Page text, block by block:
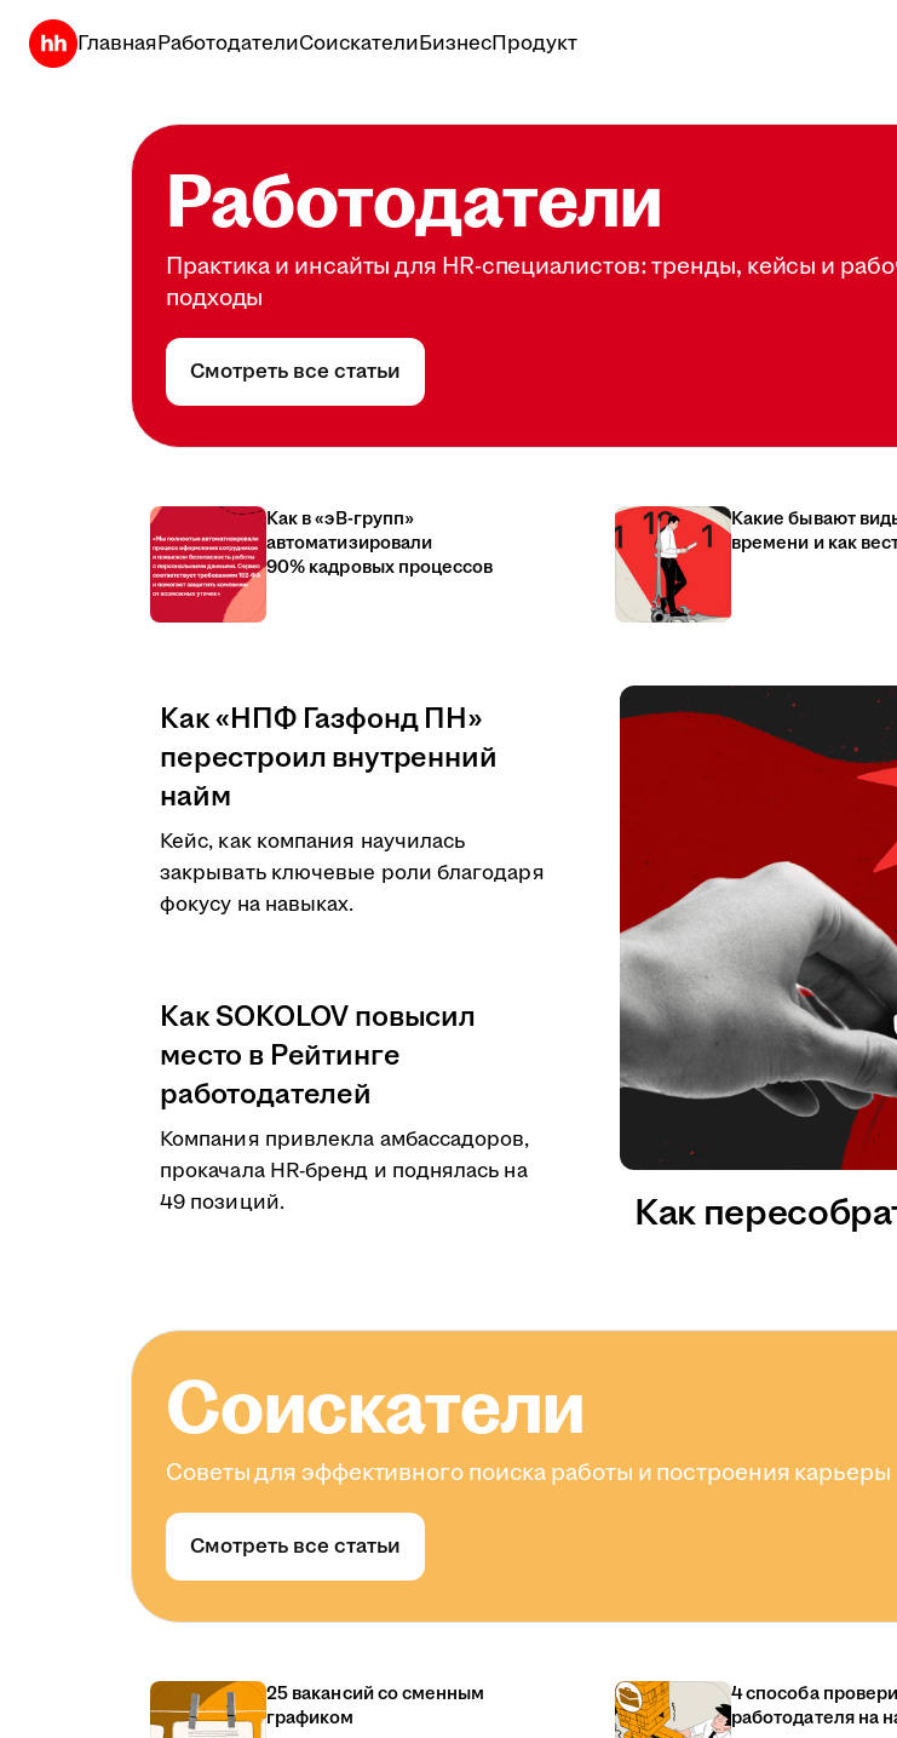
ГлавнаяРаботодателиСоискателиБизнесПродукт
Работодатели
Практика и инсайты для HR-специалистов: тренды, кейсы и
подходы
Смотреть все статьи
Как в «эВ-групп»
автоматизировали
90% кадровых процессов
Какие бывают
времени и как
Как «НПФ Газфонд ПН»
перестроил внутренний
найм
Кейс, как компания научилась
закрывать ключевые роли благодаря
фокусу на навыках.
Как SOKOLOV повысил
место в Рейтинге
работодателей
Компания привлекла амбассадоров,
прокачала HR-бренд и поднялась на
49 позиций.
Как
Соискатели
Советы для эффективного поиска работы и построения карьеры
Смотреть все статьи
25 вакансий со сменным
графиком
4 способа
работодателя на